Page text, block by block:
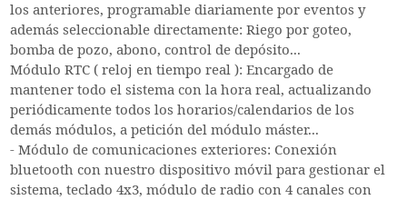
los anteriores, programable diariamente por eventos y
además seleccionable directamente: Riego por goteo,
bomba de pozo, abono, control de depósito...
Módulo RTC ( reloj en tiempo real ): Encargado de
mantener todo el sistema con la hora real, actualizando
periódicamente todos los horarios/calendarios de los
demás módulos, a petición del módulo máster...
- Módulo de comunicaciones exteriores: Conexión
bluetooth con nuestro dispositivo móvil para gestionar el
sistema, teclado 4x3, módulo de radio con 4 canales con